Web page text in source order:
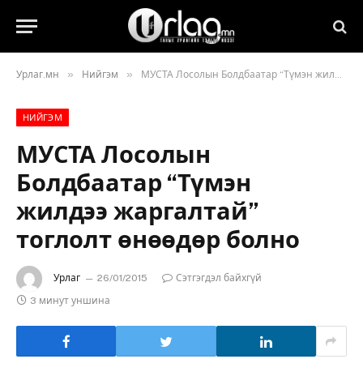
Урлаг.мн » Нийгэм » МУСТА Лосолын Болдбаатар “Түмэн жилдээ жаргалтай” тоглолт өнөөдөр болно
НИЙГЭМ
МУСТА Лосолын
Болдбаатар “Түмэн
жилдээ жаргалтай”
тоглолт өнөөдөр болно
Урлаг 26/01/2015
Сэтгэгдэл байхгүй
3 минут уншина